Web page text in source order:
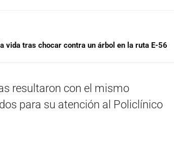
vida tras chocar contra un árbol en la ruta E-56
resultaron con el mismo
para su atención al Policlínico